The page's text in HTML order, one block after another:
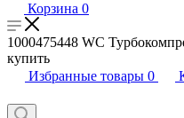
Корзина 0
1000475448 WC
купить
Избранные товары 0